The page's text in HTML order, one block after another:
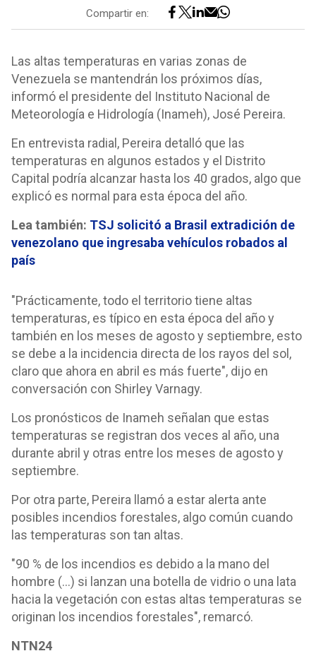
Compartir en:
Las altas temperaturas en varias zonas de
Venezuela se mantendrán los próximos días,
informó el presidente del Instituto Nacional de
Meteorología e Hidrología (Inameh), José Pereira.
En entrevista radial, Pereira detalló que las
temperaturas en algunos estados y el Distrito
Capital podría alcanzar hasta los 40 grados, algo que
explicó es normal para esta época del año.
Lea también: TSJ solicitó a Brasil extradición de
venezolano que ingresaba vehículos robados al
país
"Prácticamente, todo el territorio tiene altas
temperaturas, es típico en esta época del año y
también en los meses de agosto y septiembre, esto
se debe a la incidencia directa de los rayos del sol,
claro que ahora en abril es más fuerte", dijo en
conversación con Shirley Varnagy.
Los pronósticos de Inameh señalan que estas
temperaturas se registran dos veces al año, una
durante abril y otras entre los meses de agosto y
septiembre.
Por otra parte, Pereira llamó a estar alerta ante
posibles incendios forestales, algo común cuando
las temperaturas son tan altas.
"90 % de los incendios es debido a la mano del
hombre (...) si lanzan una botella de vidrio o una lata
hacia la vegetación con estas altas temperaturas se
originan los incendios forestales", remarcó.
NTN24